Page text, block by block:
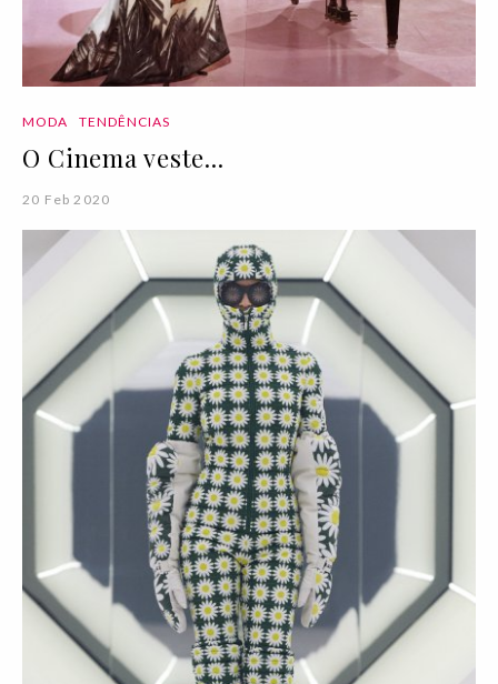
MODA TENDÊNCIAS
O Cinema veste...
20 Feb 2020